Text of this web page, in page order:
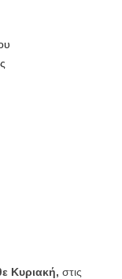
Κυριακή, στις